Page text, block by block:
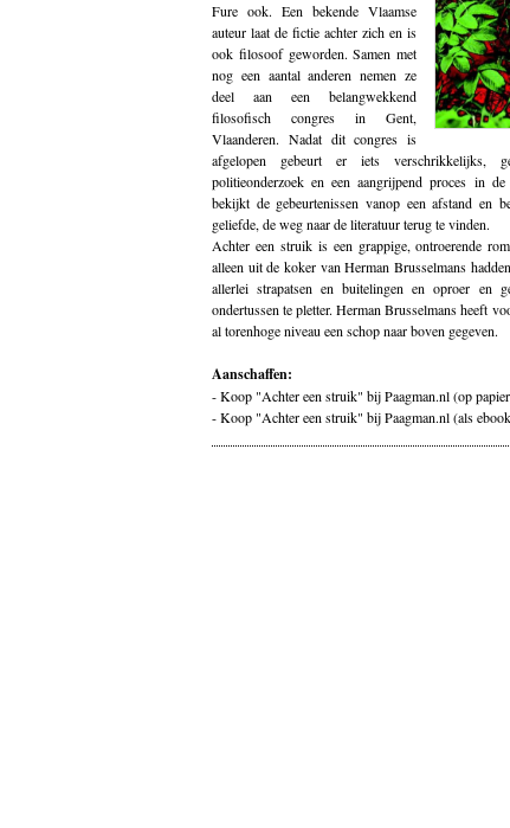
Fure ook. Een bekende Vlaamse
auteur laat de fictie achter zich en is
ook filosoof geworden. Samen met
nog een aantal anderen nemen ze
deel aan een belangwekkend
filosofisch congres in Gent,
Vlaanderen. Nadat dit congres is
afgelopen gebeurt er iets verschrikkelijks,
politieonderzoek en een aangrijpend proces in
bekijkt de gebeurtenissen vanop een afstand en
geliefde, de weg naar de literatuur terug te vinden.
Achter een struik is een grappige, ontroerende
alleen uit de koker van Herman Brusselmans
allerlei strapatsen en buitelingen en oproer en
ondertussen te pletter. Herman Brusselmans heeft
al torenhoge niveau een schop naar boven gegeven.
Aanschaffen:
-Koop "Achter een struik" bij Paagman.nl (op
-Koop "Achter een struik" bij Paagman.nl (als